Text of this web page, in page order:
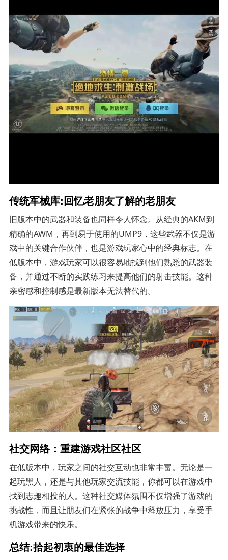
传统军械库:回忆老朋友了解的老朋友
旧版本中的武器和装备也同样令人怀念。从经典的AKM到
精确的AWM，再到易于使用的UMP9，这些武器不仅是游
戏中的关键合作伙伴，也是游戏玩家心中的经典标志。在
低版本中，游戏玩家可以很容易地找到他们熟悉的武器装
备，并通过不断的实践练习来提高他们的射击技能。这种
亲密感和控制感是最新版本无法替代的。
社交网络：重建游戏社区社区
在低版本中，玩家之间的社交互动也非常丰富。无论是一
起玩黑人，还是与其他玩家交流技能，你都可以在游戏中
找到志趣相投的人。这种社交媒体氛围不仅增强了游戏的
挑战性，而且让朋友们在紧张的战争中释放压力，享受手
机游戏带来的快乐。
总结:拾起初衷的最佳选择